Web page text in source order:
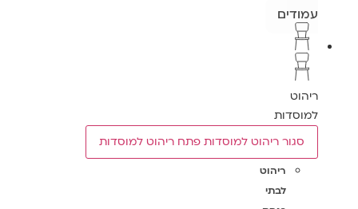
עמודים
ריהוט
למוסדות
סגור ריהוט למוסדות פתח ריהוט למוסדות
ריהוט
לבתי